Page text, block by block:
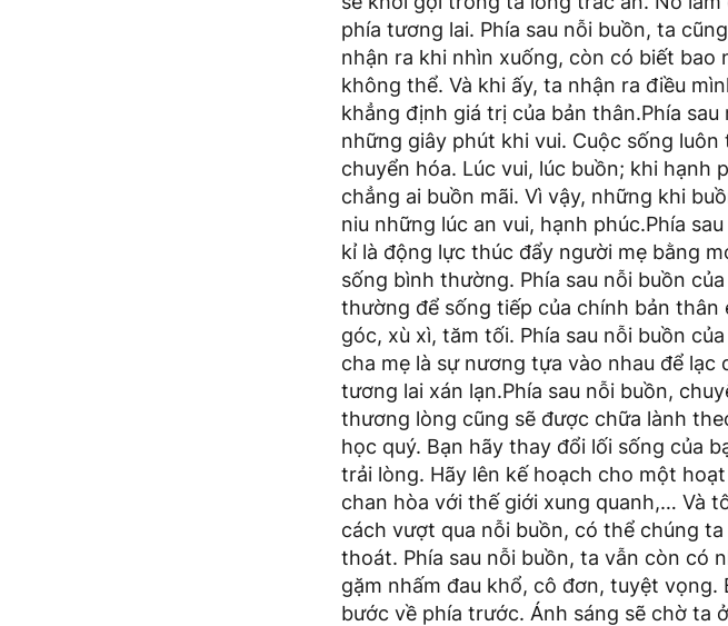
phía tương lai. Phía sau nỗi buồn, ta
nhận ra khi nhìn xuống, còn có biết
không thể. Và khi ấy, ta nhận ra điều
khẳng định giá trị của bản thân.Phía
những giây phút khi vui. Cuộc sống
chuyển hóa. Lúc vui, lúc buồn; khi hạnh
chẳng ai buồn mãi. Vì vậy, những khi
niu những lúc an vui, hạnh phúc.Phía
kỉ là động lực thúc đẩy người mẹ bằng
sống bình thường. Phía sau nỗi buồn
thường để sống tiếp của chính bản
góc, xù xì, tăm tối. Phía sau nỗi buồn
cha mẹ là sự nương tựa vào nhau để
tương lai xán lạn.Phía sau nỗi buồn,
thương lòng cũng sẽ được chữa lành
học quý. Bạn hãy thay đổi lối sống của
trải lòng. Hãy lên kế hoạch cho một
chan hòa với thế giới xung quanh,… Và
cách vượt qua nỗi buồn, có thể chúng
thoát. Phía sau nỗi buồn, ta vẫn còn có
gặm nhấm đau khổ, cô đơn, tuyệt vọng.
bước về phía trước. Ánh sáng sẽ chờ ta